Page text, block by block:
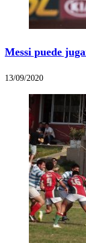
Messi puede
13/09/2020